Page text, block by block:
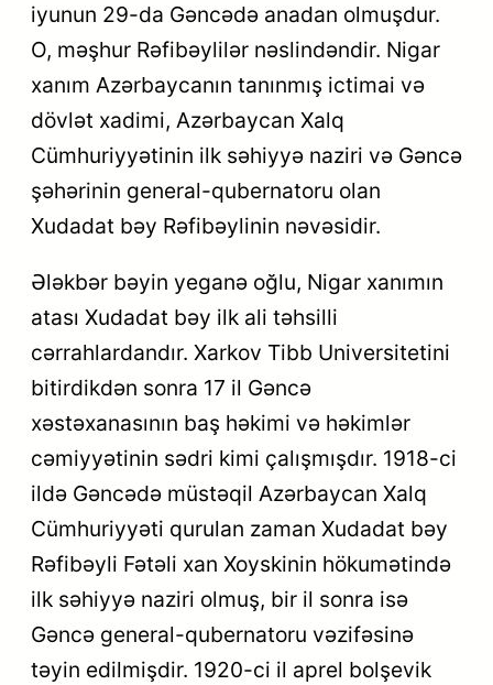
iyunun 29-da Gəncədə anadan olmuşdur.
O, məşhur Rəfibəylilər nəslindəndir. Nigar
xanım Azərbaycanın tanınmış ictimai və
dövlət xadimi, Azərbaycan Xalq
Cümhuriyyətinin ilk səhiyyə naziri və Gəncə
şəhərinin general-qubernatoru olan
Xudadat bəy Rəfibəylinin nəvəsidir.
Ələkbər bəyin yeganə oğlu, Nigar xanımın
atası Xudadat bəy ilk ali təhsilli
cərrahlardandır. Xarkov Tibb Universitetini
bitirdikdən sonra 17 il Gəncə
xəstəxanasının baş həkimi və həkimlər
cəmiyyətinin sədri kimi çalışmışdır. 1918-ci
ildə Gəncədə müstəqil Azərbaycan Xalq
Cümhuriyyəti qurulan zaman Xudadat bəy
Rəfibəyli Fətəli xan Xoyskinin hökumətində
ilk səhiyyə naziri olmuş, bir il sonra isə
Gəncə general-qubernatoru vəzifəsinə
təyin edilmişdir. 1920-ci il aprel bolşevik